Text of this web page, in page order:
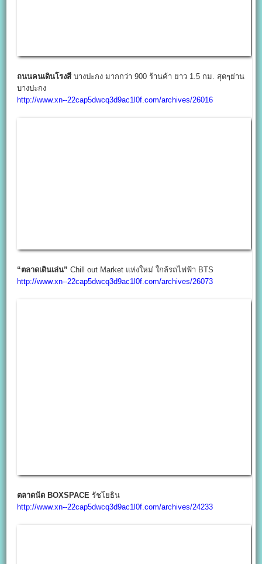
ถนนคนเดินโรงสีบางปะกง มากกว่า 900 ร้านค้า ยาว 1.5 กม. สุดๆย่าน
บางปะกง
http://www.xn--22cap5dwcq3d9ac1l0f.com/archives/26016
“ตลาดเดินเล่น” Chill out Market แห่งใหม่ ใกล้รถไฟฟ้า BTS
http://www.xn--22cap5dwcq3d9ac1l0f.com/archives/26073
ตลาดนัด BOXSPACE รัชโยธิน
http://www.xn--22cap5dwcq3d9ac1l0f.com/archives/24233